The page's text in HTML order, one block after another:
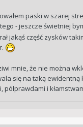
paski w szarej
- jeszcze świetniej
jakąś część zysków
mnie, że nie można
się na taką ewidentną
i